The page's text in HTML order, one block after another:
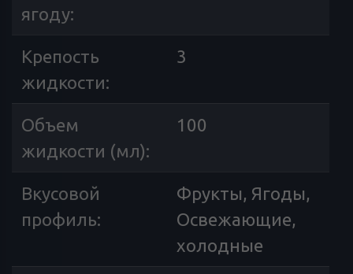
ягоду:
Крепость
жидкости:
3
Объем
жидкости (мл):
100
Вкусовой
профиль:
Фрукты, Ягоды,
Освежающие,
холодные